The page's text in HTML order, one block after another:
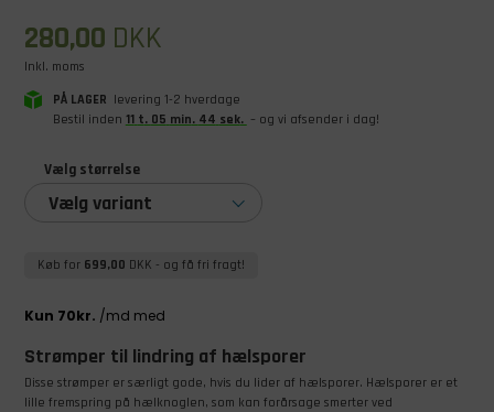
280,00 DKK
Inkl. moms
PÅ LAGER levering 1-2 hverdage
Bestil inden 11 t. 05 min. 43 sek. – og vi afsender i dag!
Vælg størrelse
Vælg variant
Køb for 699,00 DKK - og få fri fragt!
Strømper til lindring af hælsporer
Disse strømper er særligt gode, hvis du lider af hælsporer. Hælsporer er et
lille fremspring på hælknoglen, som kan forårsage smerter ved